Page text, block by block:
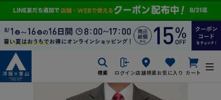
検索 ログイン店舗検索お気に入り カート